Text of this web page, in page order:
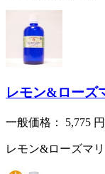
レモン&ローズ
一般価格： 5,775 円
レモン&ローズマ